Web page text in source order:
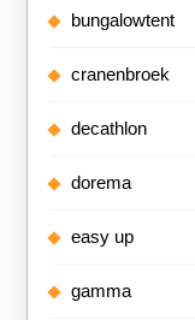
bungalowtent
cranenbroek
decathlon
dorema
easy up
gamma